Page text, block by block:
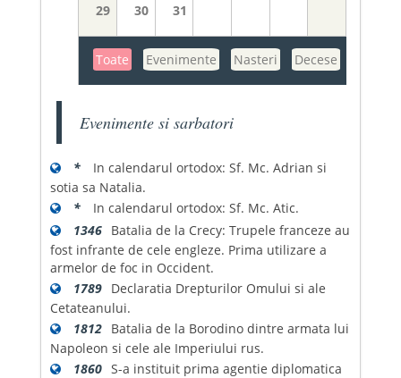
29 30 31
Toate Evenimente Nasteri Decese
Evenimente si sarbatori
*
In calendarul ortodox: Sf. Mc. Adrian si
sotia sa Natalia.
*
In calendarul ortodox: Sf. Mc. Atic.
1346 Batalia de la Crecy: Trupele franceze au
fost infrante de cele engleze. Prima utilizare a
armelor de foc in Occident.
1789 Declaratia Drepturilor Omului si ale
Cetateanului.
1812 Batalia de la Borodino dintre armata lui
Napoleon si cele ale Imperiului rus.
1860 S-a instituit prima agentie diplomatica